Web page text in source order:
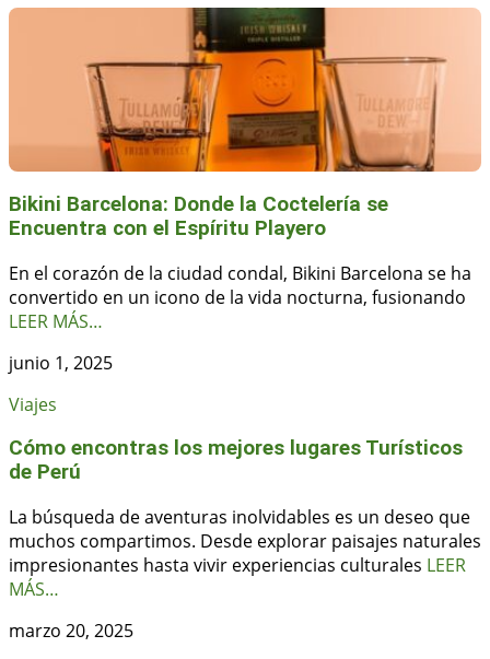
Bikini Barcelona: Donde la Coctelería se
Encuentra con el Espíritu Playero
En el corazón de la ciudad condal, Bikini Barcelona se ha
convertido en un icono de la vida nocturna, fusionando
LEER MÁS…
junio 1, 2025
Viajes
Cómo encontras los mejores lugares Turísticos
de Perú
La búsqueda de aventuras inolvidables es un deseo que
muchos compartimos. Desde explorar paisajes naturales
impresionantes hasta vivir experiencias culturales LEER
MÁS…
marzo 20, 2025